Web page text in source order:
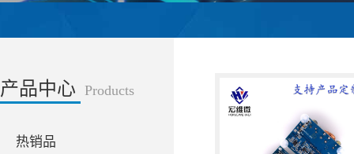
产品中心 Products
热销品